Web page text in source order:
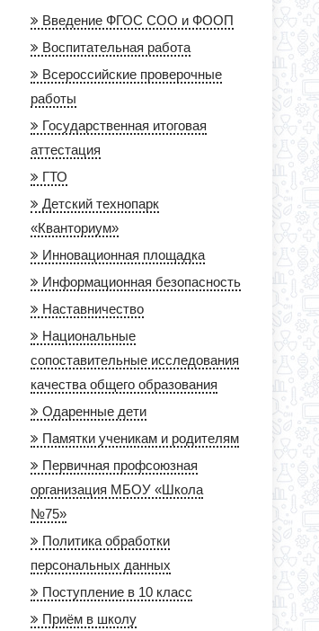
Введение ФГОС СОО и ФООП
Воспитательная работа
Всероссийские проверочные
работы
Государственная итоговая
аттестация
ГТО
Детский технопарк
«Кванториум»
Инновационная площадка
Информационная безопасность
Наставничество
Национальные
сопоставительные исследования
качества общего образования
Одаренные дети
Памятки ученикам и родителям
Первичная профсоюзная
организация МБОУ «Школа
№75»
Политика обработки
персональных данных
Поступление в 10 класс
Приём в школу